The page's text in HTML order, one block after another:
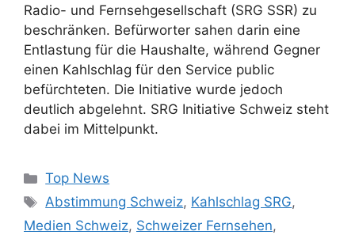
Radio- und Fernsehgesellschaft (SRG SSR) zu
beschränken. Befürworter sahen darin eine
Entlastung für die Haushalte, während Gegner
einen Kahlschlag für den Service public
befürchteten. Die Initiative wurde jedoch
deutlich abgelehnt. SRG Initiative Schweiz steht
dabei im Mittelpunkt.
Kategorien
Top News
Schlagwörter
Abstimmung Schweiz, Kahlschlag SRG,
Medien Schweiz, Schweizer Fernsehen,